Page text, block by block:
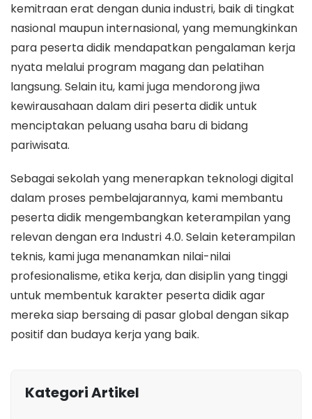
kemitraan erat dengan dunia industri, baik di tingkat
nasional maupun internasional, yang memungkinkan
para peserta didik mendapatkan pengalaman kerja
nyata melalui program magang dan pelatihan
langsung. Selain itu, kami juga mendorong jiwa
kewirausahaan dalam diri peserta didik untuk
menciptakan peluang usaha baru di bidang
pariwisata.
Sebagai sekolah yang menerapkan teknologi digital
dalam proses pembelajarannya, kami membantu
peserta didik mengembangkan keterampilan yang
relevan dengan era Industri 4.0. Selain keterampilan
teknis, kami juga menanamkan nilai-nilai
profesionalisme, etika kerja, dan disiplin yang tinggi
untuk membentuk karakter peserta didik agar
mereka siap bersaing di pasar global dengan sikap
positif dan budaya kerja yang baik.
Kategori Artikel